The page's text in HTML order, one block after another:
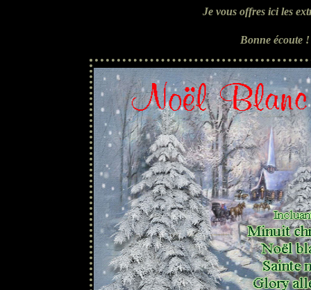
Je vous offres ici les
Bonne écoute